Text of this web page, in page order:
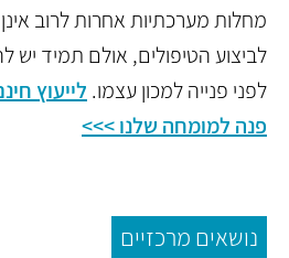
מחלות מערכתיות אחרות לרוב
לביצוע הטיפולים, אולם תמיד יש
לפני פנייה למכון עצמו. לייעוץ
פנה למומחה שלנו >>>
נושאים מרכזיים